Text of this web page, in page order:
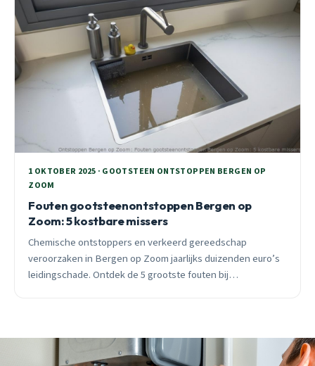
1 OKTOBER 2025 · GOOTSTEEN ONTSTOPPEN BERGEN OP
ZOOM
Fouten gootsteenontstoppen Bergen op
Zoom: 5 kostbare missers
Chemische ontstoppers en verkeerd gereedschap
veroorzaken in Bergen op Zoom jaarlijks duizenden euro’s
leidingschade. Ontdek de 5 grootste fouten bij